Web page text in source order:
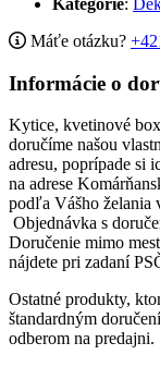
Máťe otázku?
Informácie o
Kytice, kvetinové
doručíme našou
adresu, poprípade si
na adrese
podľa Vášho želania
Objednávka s
Doručenie mimo
nájdete pri zadaní
Ostatné produkty,
štandardným
odberom na predajni.